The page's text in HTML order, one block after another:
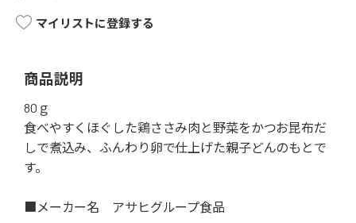
マイリストに登録する
商品説明
80ｇ
食べやすくほぐした鶏ささみ肉と野菜をかつお昆布だ
しで煮込み、ふんわり卵で仕上げた親子どんのもとで
す。
■メーカー名 アサヒグループ食品